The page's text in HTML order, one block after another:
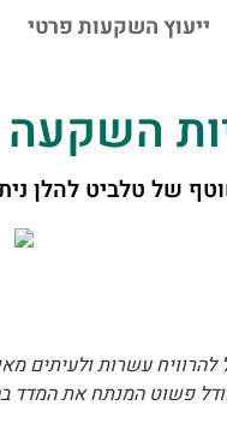
ייעוץ השקעות פרטי
במדד
של טלביט להלן
להרוויח עשרות
פשוט המנתח את